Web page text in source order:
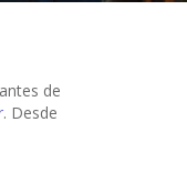
de
. Desde